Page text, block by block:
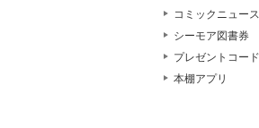
コミックニュース
シーモア図書券
プレゼントコード
本棚アプリ